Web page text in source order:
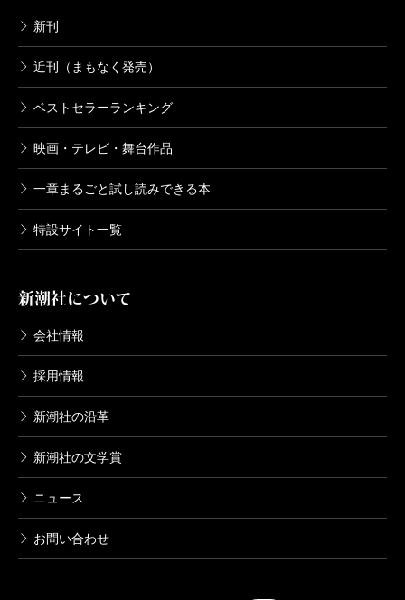
新刊
近刊（まもなく発売）
ベストセラーランキング
映画・テレビ・舞台作品
一章まるごと試し読みできる本
特設サイト一覧
新潮社について
会社情報
採用情報
新潮社の沿革
新潮社の文学賞
ニュース
お問い合わせ